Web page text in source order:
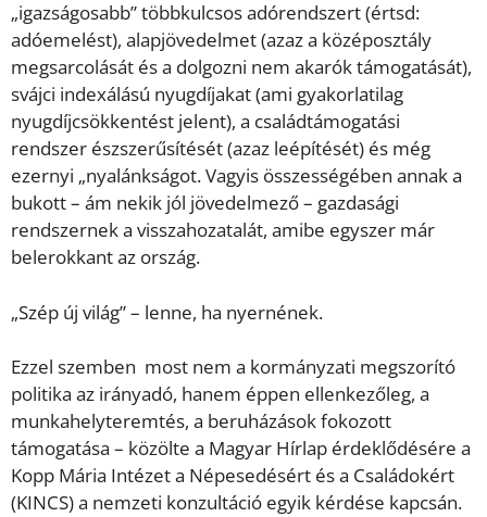
„igazságosabb” többkulcsos adórendszert (értsd:
adóemelést), alapjövedelmet (azaz a középosztály
megsarcolását és a dolgozni nem akarók támogatását),
svájci indexálású nyugdíjakat (ami gyakorlatilag
nyugdíjcsökkentést jelent), a családtámogatási
rendszer észszerűsítését (azaz leépítését) és még
ezernyi „nyalánkságot. Vagyis összességében annak a
bukott – ám nekik jól jövedelmező – gazdasági
rendszernek a visszahozatalát, amibe egyszer már
belerokkant az ország.
„Szép új világ” – lenne, ha nyernének.
Ezzel szemben most nem a kormányzati megszorító
politika az irányadó, hanem éppen ellenkezőleg, a
munkahelyteremtés, a beruházások fokozott
támogatása – közölte a Magyar Hírlap érdeklődésére a
Kopp Mária Intézet a Népesedésért és a Családokért
(KINCS) a nemzeti konzultáció egyik kérdése kapcsán.